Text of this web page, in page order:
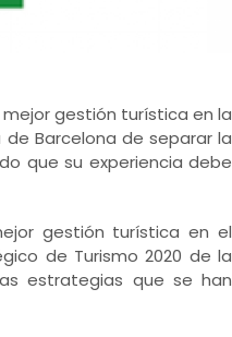
gestión turística en la
de Barcelona de separar la
que su experiencia debe
gestión turística en el
de Turismo 2020 de la
estrategias que se han